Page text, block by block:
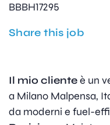
BBBH17295
Share this job
Il mio clienteè un
a Milano Malpensa,
da moderni e fuel-